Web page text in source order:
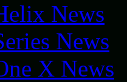
News
News
X News